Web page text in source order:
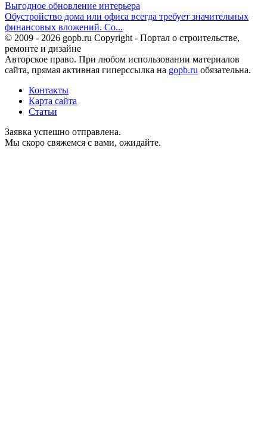
Выгодное обновление интерьера
Обустройство дома или офиса всегда требует значительных
финансовых вложений. Со...
© 2009 - 2026 gopb.ru Copyright - Портал о строительстве,
ремонте и дизайне
Авторское право. При любом использовании материалов
сайта, прямая активная гиперссылка на gopb.ru обязательна.
Контакты
Карта сайта
Статьи
Заявка успешно отправлена.
Мы скоро свяжемся с вами, ожидайте.